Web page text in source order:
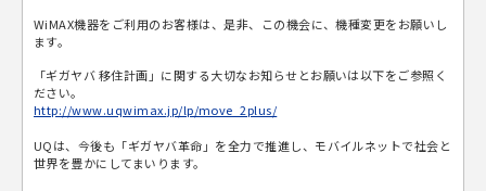
WiMAX機器をご利用のお客様は、是非、この機会に、機種変更をお願いし
ます。
「ギガヤバ 移住計画」に関する大切なお知らせとお願いは以下をご参照く
ださい。
http://www.uqwimax.jp/lp/move_2plus/
UQは、今後も「ギガヤバ革命」を全力で推進し、モバイルネットで社会と
世界を豊かにしてまいります。